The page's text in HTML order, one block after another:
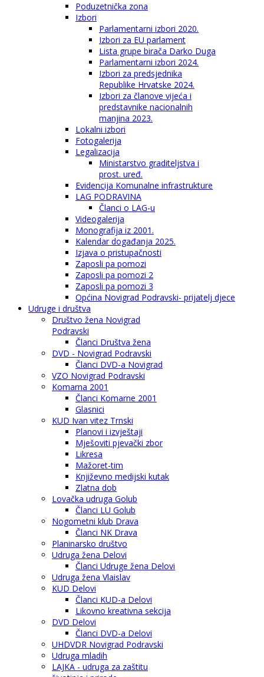
Poduzetnička zona
Izbori
Parlamentarni izbori 2020.
Izbori za EU parlament
Lista grupe birača Darko Duga
Parlamentarni izbori 2024.
Izbori za predsjednika
Republike Hrvatske 2024.
Izbori za članove vijeća i
predstavnike nacionalnih
manjina 2023.
Lokalni izbori
Fotogalerija
Legalizacija
Ministarstvo graditeljstva i
prost. uređ.
Evidencija Komunalne infrastrukture
LAG PODRAVINA
Članci o LAG-u
Videogalerija
Monografija iz 2001.
Kalendar događanja 2025.
Izjava o pristupačnosti
Zaposli pa pomozi
Zaposli pa pomozi 2
Zaposli pa pomozi 3
Općina Novigrad Podravski- prijatelj djece
Udruge i društva
Društvo žena Novigrad
Podravski
Članci Društva žena
DVD - Novigrad Podravski
Članci DVD-a Novigrad
VZO Novigrad Podravski
Komarna 2001
Članci Komarne 2001
Glasnici
KUD Ivan vitez Trnski
Planovi i izvještaji
Mješoviti pjevački zbor
Likresa
Mažoret-tim
Književno medijski kutak
Zlatna dob
Lovačka udruga Golub
Članci LU Golub
Nogometni klub Drava
Članci NK Drava
Planinarsko društvo
Udruga žena Delovi
Članci Udruge žena Delovi
Udruga žena Vlaislav
KUD Delovi
Članci KUD-a Delovi
Likovno kreativna sekcija
DVD Delovi
Članci DVD-a Delovi
UHDVDR Novigrad Podravski
Udruga mladih
LAJKA - udruga za zaštitu